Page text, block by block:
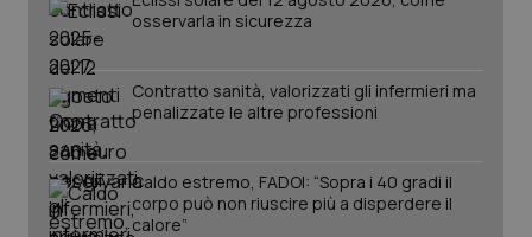
osservarla in sicurezza
Contratto sanità, valorizzati gli infermieri ma
penalizzate le altre professioni
Caldo estremo, FADOI: “Sopra i 40 gradi il
corpo può non riuscire più a disperdere il
calore”